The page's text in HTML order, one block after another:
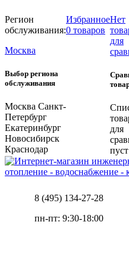
Регион
обслуживания:
Москва
Выбор региона
обслуживания
Москва Санкт-
Петербург
Екатеринбург
Новосибирск
Краснодар
Избранное
0 товаров
Нет
для
для
отопление - водоснабжение -
8 (495) 134-27-28
пн-пт: 9:30-18:00